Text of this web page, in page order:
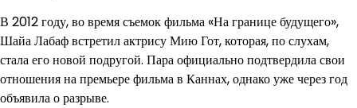
В 2012 году, во время съемок фильма «На границе будущего»,
Шайа Лабаф встретил актрису Мию Гот, которая, по слухам,
стала его новой подругой. Пара официально подтвердила свои
отношения на премьере фильма в Каннах, однако уже через год
объявила о разрыве.